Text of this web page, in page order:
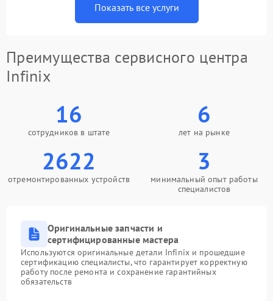
Показать все услуги
Преимущества сервисного центра
Infinix
16
сотрудников в штате
6
лет на рынке
2622
отремонтированных устройств
3
минимальный опыт работы
специалистов
Оригинальные запчасти и
сертифицированные мастера
Используются оригинальные детали Infinix и прошедшие
сертификацию специалисты, что гарантирует корректную
работу после ремонта и сохранение гарантийных
обязательств